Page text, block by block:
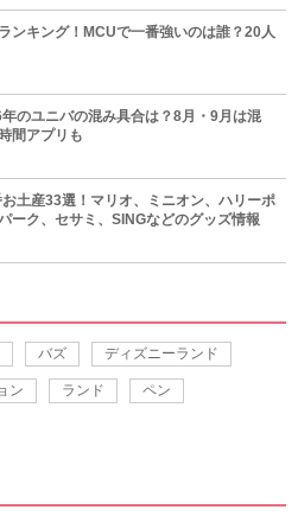
ンキング！MCUで一番強いのは誰？20人
年のユニバの混み具合は？8月・9月は混
間アプリも
お土産33選！マリオ、ミニオン、ハリーポ
ーク、セサミ、SINGなどのグッズ情報
バズ ディズニーランド
ン ランド ペン